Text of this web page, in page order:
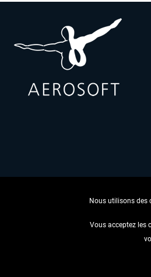
Nous utilisons des
Vous acceptez les